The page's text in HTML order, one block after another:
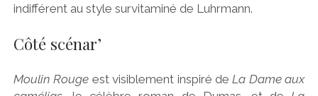
indifférent au style survitaminé de Luhrmann.
Côté scénar’
Moulin Rouge est visiblement inspiré deLa Dame aux